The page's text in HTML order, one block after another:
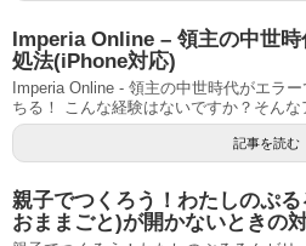
Imperia Online – 領主の中世
処法(iPhone対応)
Imperia Online - 領主の中世時代がエラ
ちる！ こんな経験はないですか？そんな
記事を読む
親子でつくろう！わたしのぷ
おままごと)が開かないときの